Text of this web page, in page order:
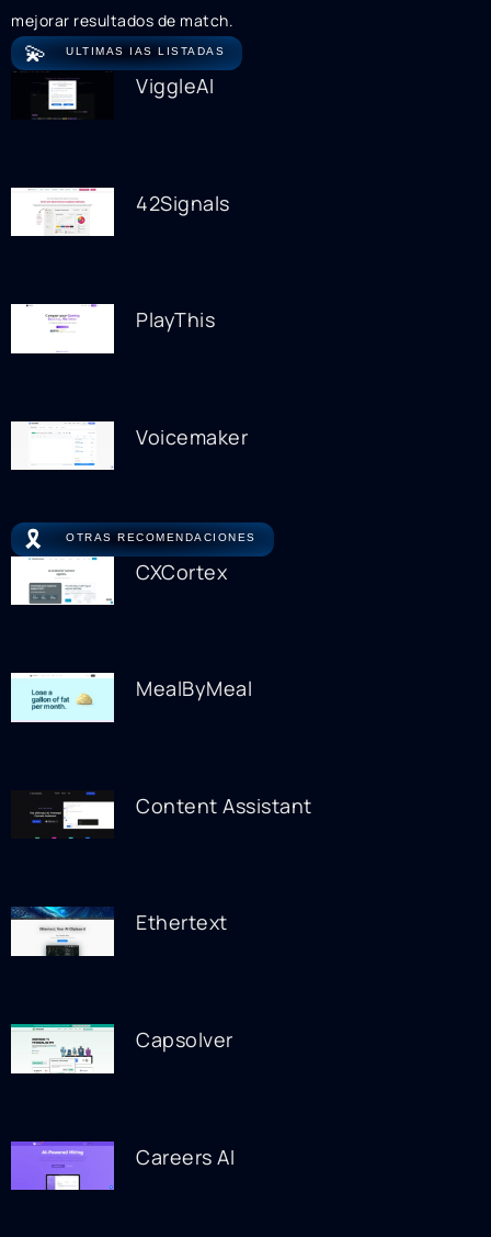
mejorar resultados de match.
💫 ULTIMAS IAS LISTADAS
ViggleAI
42Signals
PlayThis
Voicemaker
🎗️ OTRAS RECOMENDACIONES
CXCortex
MealByMeal
Content Assistant
Ethertext
Capsolver
Careers AI